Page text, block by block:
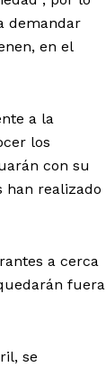
demandar
en el
a la
los
con su
han realizado
a cerca
fuera
se